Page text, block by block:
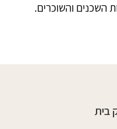
השכנים והשוכרים.
בית